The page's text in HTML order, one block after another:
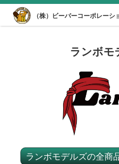
Desktop View
（株）ビーバーコーポレーシ
ランボモ
ランボモデルズの全商